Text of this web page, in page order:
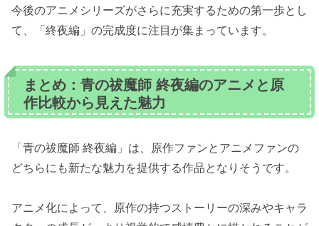
今後のアニメシリーズがさらに充実するための第一歩とし
て、「終夜編」の完成度に注目が集まっています。
まとめ：青の祓魔師 終夜編のアニメと原
作比較から見えた魅力
「青の祓魔師 終夜編」は、原作ファンとアニメファンの
どちらにも新たな魅力を提供する作品となりそうです。
アニメ化によって、原作の持つストーリーの深みやキャラ